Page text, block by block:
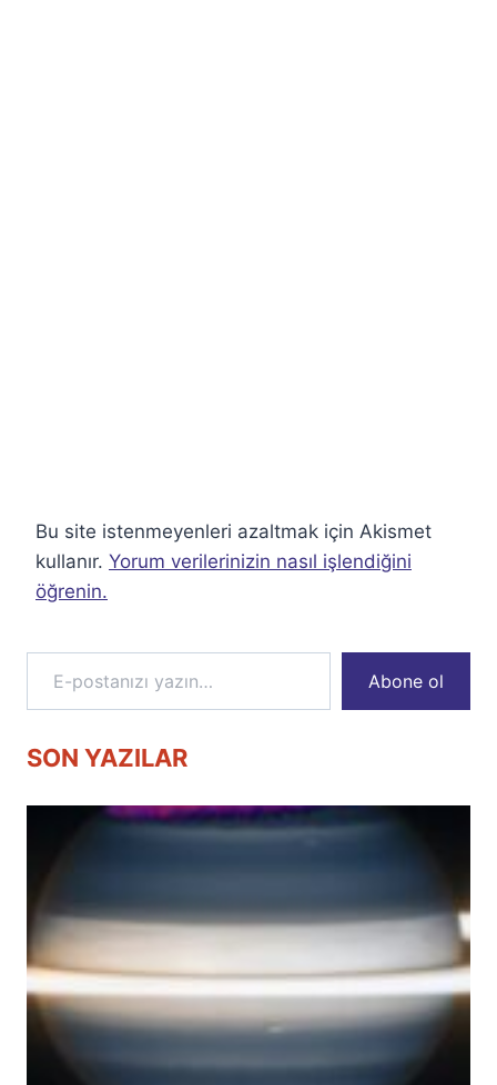
Bu site istenmeyenleri azaltmak için Akismet
kullanır. Yorum verilerinizin nasıl işlendiğini
öğrenin.
E-postanızı yazın…
Abone ol
SON YAZILAR